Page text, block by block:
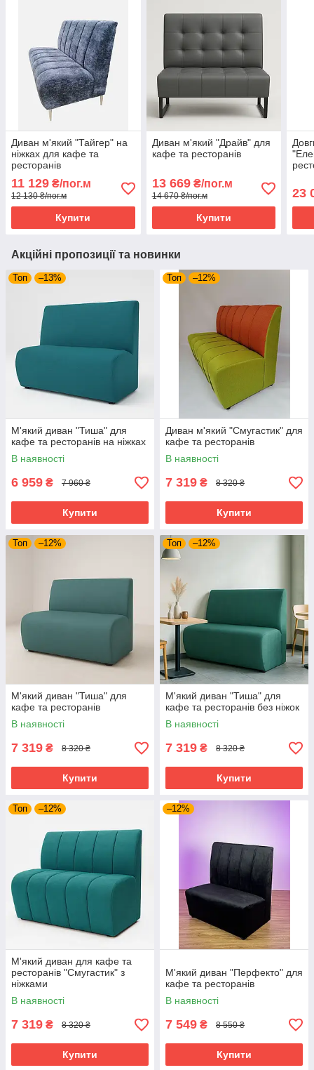
Диван м'який "Тайгер" на
ніжках для кафе та
ресторанів
11 129 ₴/пог.м
12 130 ₴/пог.м
Купити
Диван м'який "Драйв" для
кафе та ресторанів
13 669₴/пог.м
14 670 ₴/пог.м
Купити
23
Акційні пропозиції та новинки
Топ –13%
М'який диван "Тиша" для
кафе та ресторанів на ніжках
В наявності
6 959 ₴ 7 960 ₴
Купити
Топ –12%
Диван м'який "Смугастик" для
кафе та ресторанів
В наявності
7 319 ₴ 8 320 ₴
Купити
Топ –12%
М'який диван "Тиша" для
кафе та ресторанів
В наявності
7 319 ₴ 8 320 ₴
Купити
Топ –12%
М'який диван "Тиша" для
кафе та ресторанів без ніжок
В наявності
7 319 ₴ 8 320 ₴
Купити
Топ –12%
М'який диван для кафе та
ресторанів "Смугастик" з
ніжками
В наявності
7 319 ₴ 8 320 ₴
Купити
–12%
М'який диван "Перфекто" для
кафе та ресторанів
В наявності
7 549 ₴ 8 550 ₴
Купити